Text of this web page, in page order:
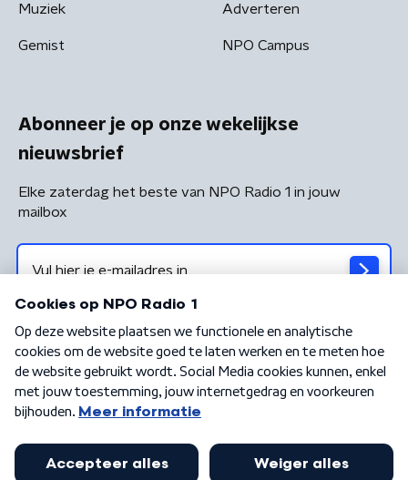
Muziek
Gemist
Adverteren
NPO Campus
Abonneer je op onze wekelijkse
nieuwsbrief
Elke zaterdag het beste van NPO Radio 1 in jouw
mailbox
Algemene voorwaarden